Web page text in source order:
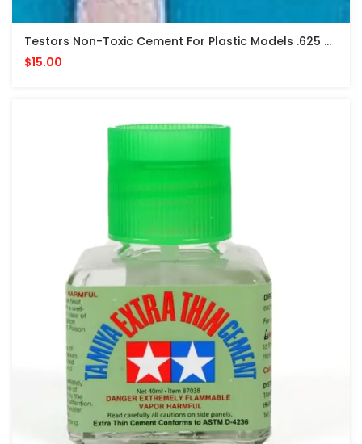
Testors Non-Toxic Cement For Plastic Models .625 Oz PEGAMENTO NO TOXICO
$15.00